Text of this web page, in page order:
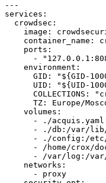
---
services :
crowdsec :
image :
container_name :
ports :
-
environment :
GID :
"${GID-
UID :
"${UID-
COLLECTIONS :
TZ :
volumes :
-
./acquis.yaml
-
./db :
-
./config :
-
/home/crox/
-
/var/log : /
networks :
-